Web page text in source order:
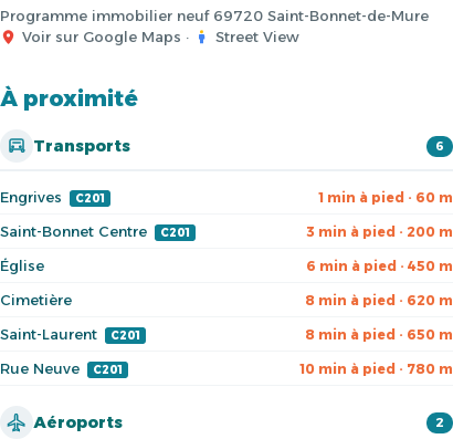
Programme immobilier neuf 69720 Saint-Bonnet-de-Mure
Voir sur Google Maps · Street View
À proximité
Transports 6
Engrives C201 1 min à pied · 60 m
Saint-Bonnet Centre C201 3 min à pied · 200 m
Église 6 min à pied · 450 m
Cimetière 8 min à pied · 620 m
Saint-Laurent C201 8 min à pied · 650 m
Rue Neuve C201 10 min à pied · 780 m
Aéroports 2